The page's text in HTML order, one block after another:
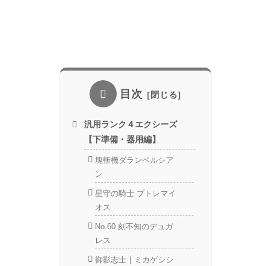
目次
汎用ランク４エクシーズ
【下準備・器用編】
塊斬機ダランベルシア
ン
星守の騎士 プトレマイ
オス
No.60 刻不知のデュガ
レス
御影志士｜ミカゲシシ